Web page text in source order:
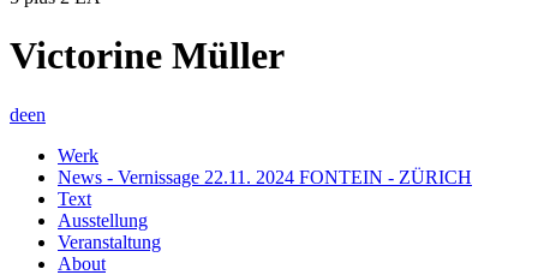
Victorine Müller
deen
Werk
News - Vernissage 22.11. 2024 FONTEIN - ZÜRICH
Text
Ausstellung
Veranstaltung
About